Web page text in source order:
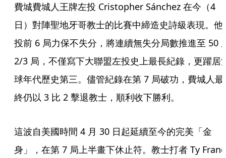
費城費城人王牌左投 Cristopher Sánchez 在今（4
日）對陣聖地牙哥教士的比賽中締造史詩級表現。他
投前 6 局力保不失分，將連續無失分局數推進至 50
2/3 局，不僅寫下大聯盟左投史上最長紀錄，更躍居
球年代歷史第三。儘管紀錄在第 7 局破功，費城人最
終仍以 3 比 2 擊退教士，順利收下勝利。
這波自美國時間 4 月 30 日起延續至今的完美「金
身」，在第 7 局上半畫下休止符。教士打者 Ty